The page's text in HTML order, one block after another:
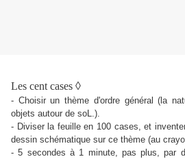
Les cent cases ◊
- Choisir un thème d'ordre général (la
objets autour de soL.).
- Diviser la feuille en 100 cases, et
dessin schématique sur ce thème (au
- 5 secondes à 1 minute, pas plus, par